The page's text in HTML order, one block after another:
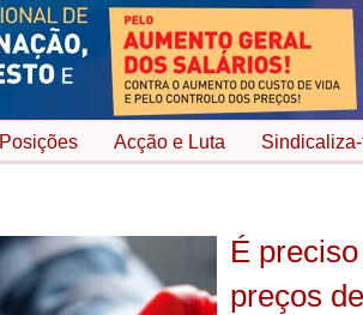
Posições Acção e Luta
É
preços